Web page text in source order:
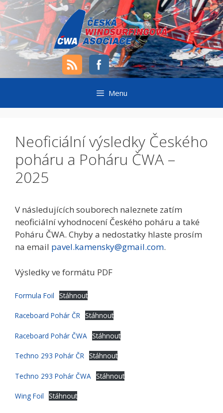
Přeskočit
na
obsah
Menu
Neoficiální výsledky Českého
poháru a Poháru ČWA –
2025
V následujících souborech naleznete zatím
neoficiální vyhodnocení Českého poháru a také
Poháru ČWA. Chyby a nedostatky hlaste prosím
na email pavel.kamensky@gmail.com.
Výsledky ve formátu PDF
Formula Foil Stáhnout
Raceboard Pohár ČR Stáhnout
Raceboard Pohár ČWA Stáhnout
Techno 293 Pohár ČR Stáhnout
Techno 293 Pohár ČWA Stáhnout
Wing Foil Stáhnout